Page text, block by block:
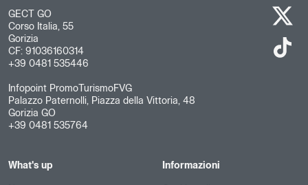
GECT GO
Corso Italia, 55
Gorizia
CF: 91036160314
+39 0481 535446
Infopoint PromoTurismoFVG
Palazzo Paternolli, Piazza della Vittoria, 48
Gorizia GO
+39 0481 535764
What's up Informazioni